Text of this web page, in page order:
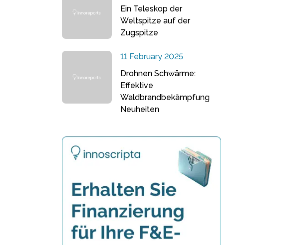
Ein Teleskop der
Weltspitze auf der
Zugspitze
11 February 2025
Drohnen Schwärme:
Effektive
Waldbrandbekämpfung
Neuheiten